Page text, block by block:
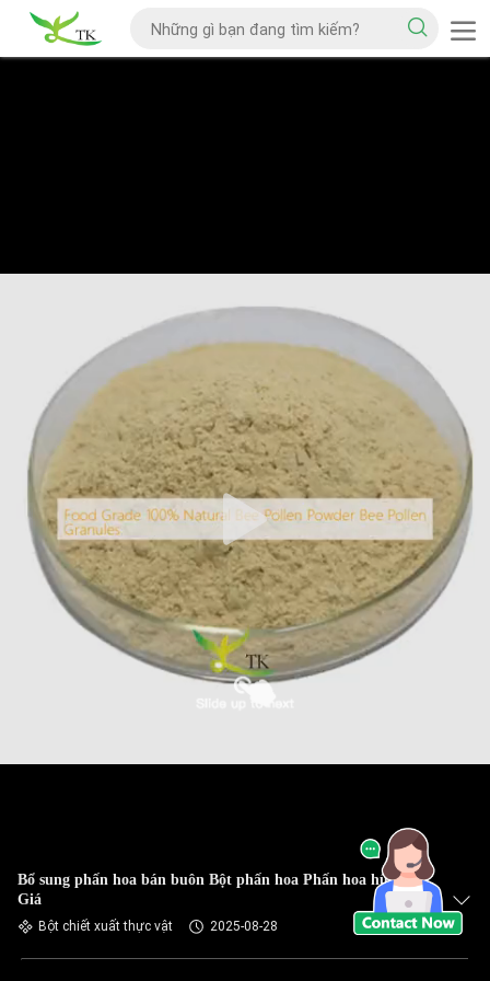
Bổ sung phấn hoa bán buôn Bột phấn hoa Phấn hoa hữu cơ
Giá
Bột chiết xuất thực vật 2025-08-28